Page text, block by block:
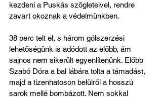
kezdeni a Puskás szögleteivel, rendre
zavart okoznak a védelmünkben.
38 perc telt el, s három gólszerzési
lehetőségünk is adódott az előbb, ám
sajnos nem sikerült egyenlítenünk. Előbb
Szabó Dóra a bal lábára tolta a támadást,
majd a tizenhatoson belülről a hosszú
sarok mellé bombázott. Nem sokkal